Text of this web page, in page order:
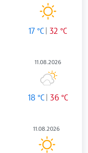
17 °C 32 °C
11.08.2026
18 °C 36 °C
11.08.2026